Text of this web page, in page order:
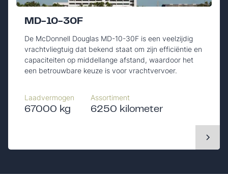
MD-10-30F
De McDonnell Douglas MD-10-30F is een veelzijdig
vrachtvliegtuig dat bekend staat om zijn efficiëntie en
capaciteiten op middellange afstand, waardoor het
een betrouwbare keuze is voor vrachtvervoer.
Laadvermogen
67000 kg
Assortiment
6250 kilometer